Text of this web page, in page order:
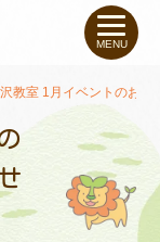
MENU
教室 1月イベントのお知